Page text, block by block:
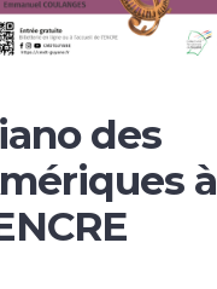
des
à